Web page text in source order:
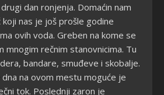
dan ronjenja. Domaćin nam
koji nas je još prošle godine
ovih voda. Greben na kome se
mnogim rečnim stanovnicima. Tu
bandare, smuđeve i skobalje.
na ovom mestu moguće je
tok. Poslednji zaron je